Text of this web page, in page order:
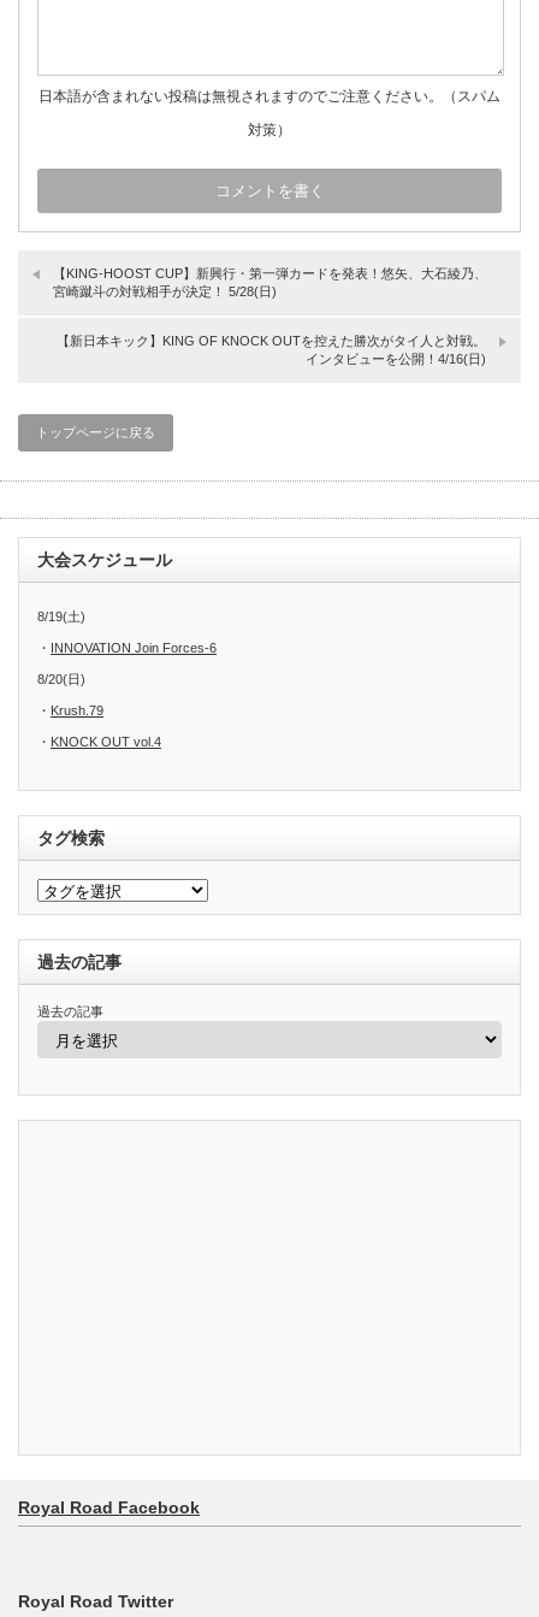
日本語が含まれない投稿は無視されますのでご注意ください。（スパム
対策）
【KING-HOOST CUP】新興行・第一弾カードを発表！悠矢、大石綾乃、
宮崎蹴斗の対戦相手が決定！ 5/28(日)
【新日本キック】KING OF KNOCK OUTを控えた勝次がタイ人と対戦。
インタビューを公開！4/16(日)
トップページに戻る
大会スケジュール
8/19(土)
・ INNOVATION Join Forces-6
8/20(日)
・ Krush.79
・ KNOCK OUT vol.4
タグ検索
過去の記事
過去の記事
Royal Road Facebook
Royal Road Twitter